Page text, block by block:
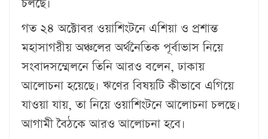
চলছে।
গত ২৪ অক্টোবর ওয়াশিংটনে এশিয়া ও প্রশান্ত
মহাসাগরীয় অঞ্চলের অর্থনৈতিক পূর্বাভাস নিয়ে
সংবাদসম্মেলনে তিনি আরও বলেন, ঢাকায়
আলোচনা হয়েছে। ঋণের বিষয়টি কীভাবে এগিয়ে
যাওয়া যায়, তা নিয়ে ওয়াশিংটনে আলোচনা চলছে।
আগামী বৈঠকে আরও আলোচনা হবে।